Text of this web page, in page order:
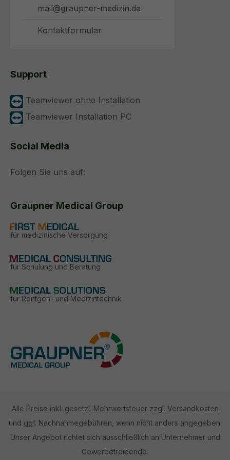
mail@graupner-medizin.de
Kontaktformular
Support
Teamviewer ohne Installation
Teamviewer Installation PC
Social Media
Folgen Sie uns auf:
Graupner Medical Group
für medizinische Versorgung
für Schulung und Beratung
für Röntgen- und Medizintechnik
Alle Preise inkl. gesetzl. Mehrwertsteuer zzgl. Versandkosten
und ggf. Nachnahmegebühren, wenn nicht anders angegeben.
Unser Angebot richtet sich ausschließlich an Unternehmer und
Gewerbetreibende.